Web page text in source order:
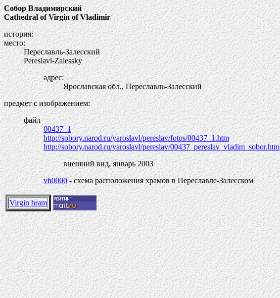
Собор Владимирский
Cathedral of Virgin of Vladimir
история:
место:
Переславль-Залесский
Pereslavl-Zalessky
адрес:
Ярославская обл., Переславль-Залесский
предмет с изображением:
файл
00437_1
http://sobory.narod.ru/yaroslavl/pereslav/fotos/00437_1.htm
http://sobory.narod.ru/yaroslavl/pereslav/00437_pereslav_vladim_sobor.htm
внешний вид, январь 2003
vh0000- схема расположения храмов в Переславле-Залесском
Virgin hram